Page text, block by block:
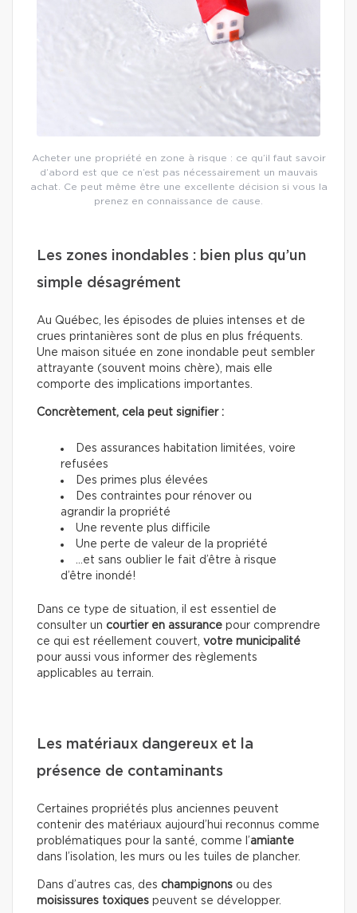
Acheter une propriété en zone à risque : ce qu’il faut savoir
d’abord est que ce n’est pas nécessairement un mauvais
achat. Ce peut même être une excellente décision si vous la
prenez en connaissance de cause.
Les zones inondables : bien plus qu’un
simple désagrément
Au Québec, les épisodes de pluies intenses et de
crues printanières sont de plus en plus fréquents.
Une maison située en zone inondable peut sembler
attrayante (souvent moins chère), mais elle
comporte des implications importantes.
Concrètement, cela peut signifier :
Des assurances habitation limitées, voire
refusées
Des primes plus élevées
Des contraintes pour rénover ou
agrandir la propriété
Une revente plus difficile
Une perte de valeur de la propriété
…et sans oublier le fait d’être à risque
d’être inondé!
Dans ce type de situation, il est essentiel de
consulter un courtier en assurance pour comprendre
ce qui est réellement couvert, votre municipalité
pour aussi vous informer des règlements
applicables au terrain.
Les matériaux dangereux et la
présence de contaminants
Certaines propriétés plus anciennes peuvent
contenir des matériaux aujourd’hui reconnus comme
problématiques pour la santé, comme l’amiante
dans l’isolation, les murs ou les tuiles de plancher.
Dans d’autres cas, des champignons ou des
moisissures toxiques peuvent se développer.